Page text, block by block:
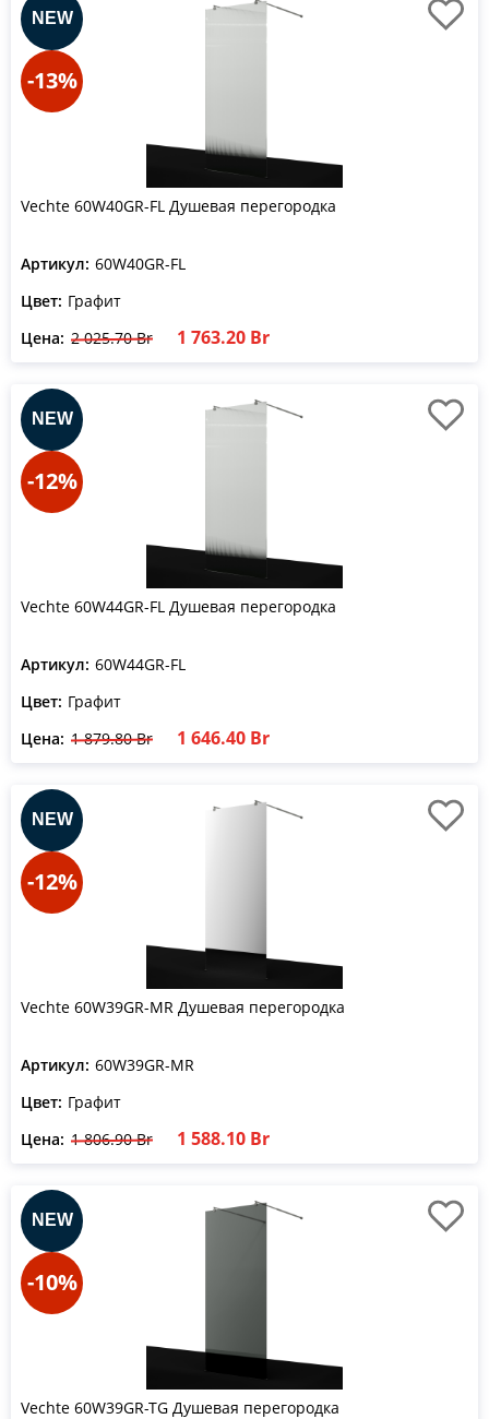
-13%
Vechte 60W40GR-FL Душевая перегородка
Артикул: 60W40GR-FL
Цвет: Графит
Цена: 2 025.70 Br 1 763.20 Br
-12%
Vechte 60W44GR-FL Душевая перегородка
Артикул: 60W44GR-FL
Цвет: Графит
Цена: 1 879.80 Br 1 646.40 Br
-12%
Vechte 60W39GR-MR Душевая перегородка
Артикул: 60W39GR-MR
Цвет: Графит
Цена: 1 806.90 Br 1 588.10 Br
-10%
Vechte 60W39GR-TG Душевая перегородка